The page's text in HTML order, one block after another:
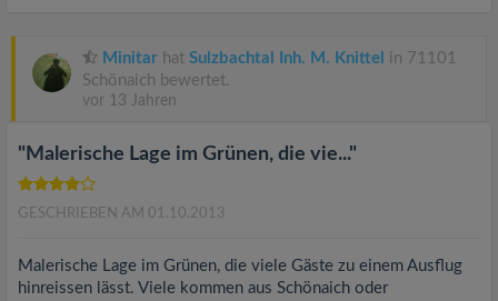
Minitar hat Sulzbachtal Inh. M. Knittel in 71101
Schönaich bewertet.
vor 13 Jahren
"Malerische Lage im Grünen, die vie..."
GESCHRIEBEN AM 01.10.2013
Malerische Lage im Grünen, die viele Gäste zu einem Ausflug
hinreissen lässt. Viele kommen aus Schönaich oder